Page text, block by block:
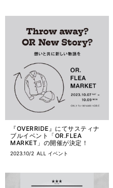
『OVERRIDE』にてサスティナ
ブルイベント「OR.FLEA
MARKET」の開催が決定！
2023.10/2 ALL イベント